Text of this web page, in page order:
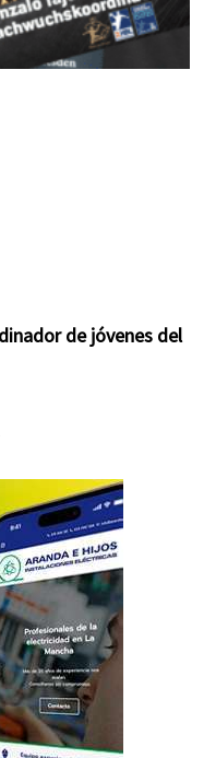
de jóvenes del